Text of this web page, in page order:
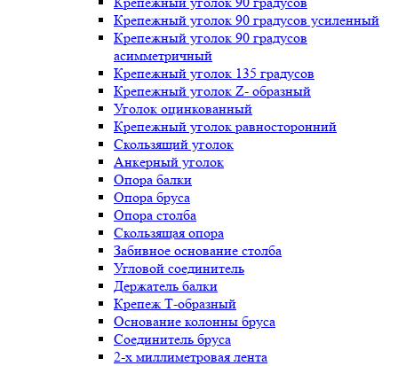
Крепежный уголок 90 градусов усиленный
Крепежный уголок 90 градусов
асимметричный
Крепежный уголок 135 градусов
Крепежный уголок Z- образный
Уголок оцинкованный
Крепежный уголок равносторонний
Скользящий уголок
Анкерный уголок
Опора балки
Опора бруса
Опора столба
Скользящая опора
Забивное основание столба
Угловой соединитель
Держатель балки
Крепеж Т-образный
Основание колонны бруса
Соединитель бруса
2-х миллиметровая лента